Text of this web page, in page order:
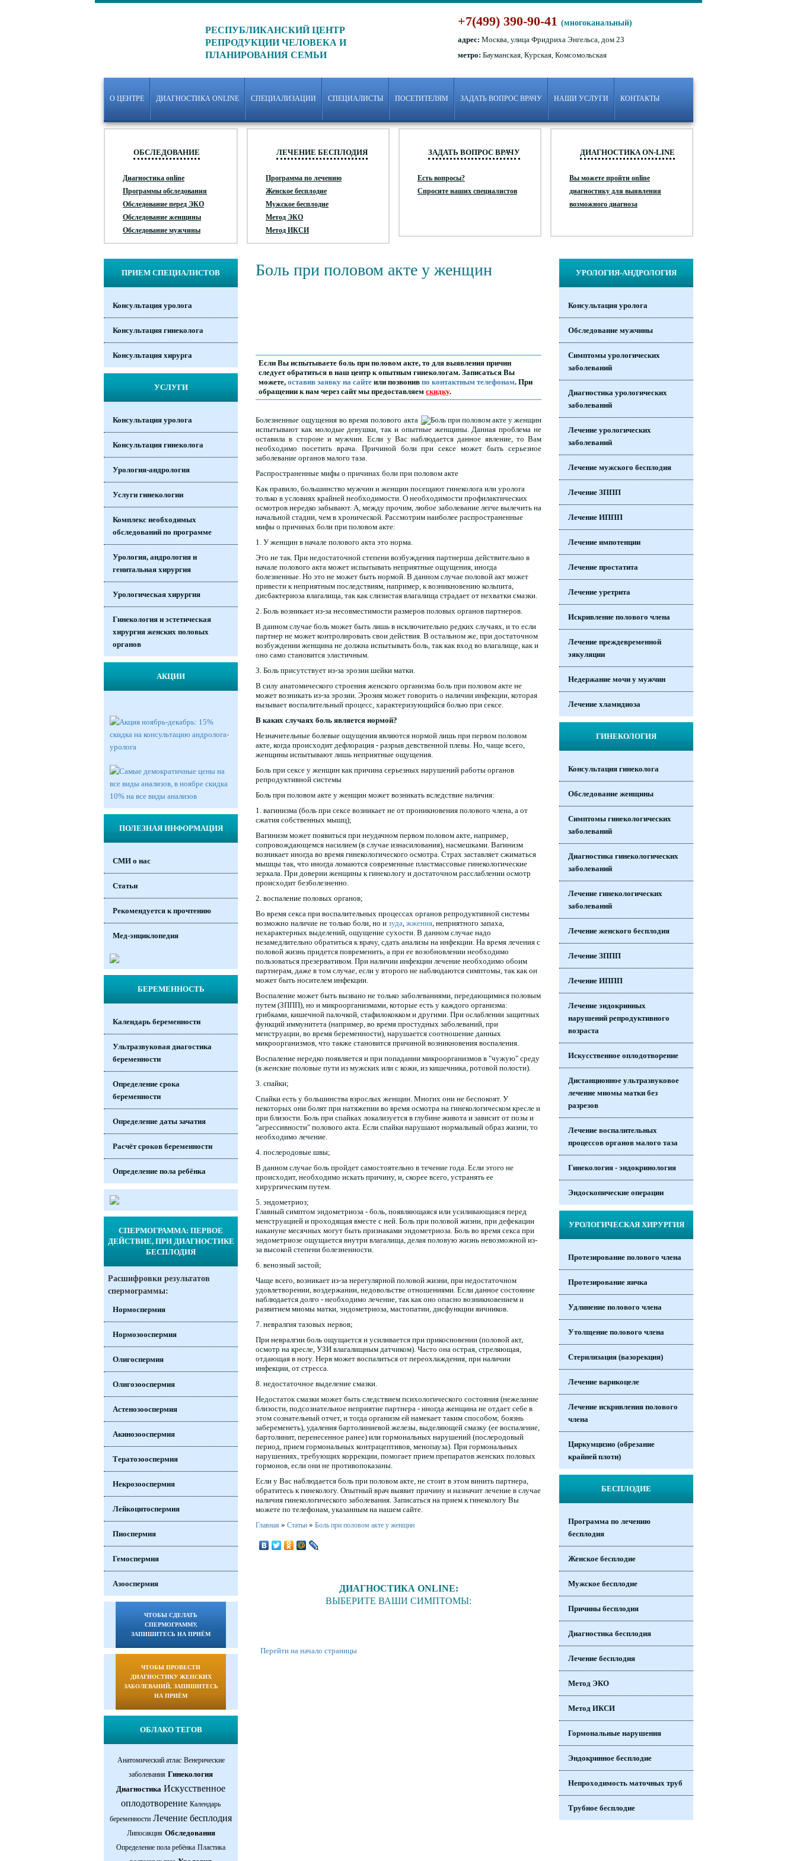
РЕСПУБЛИКАНСКИЙ ЦЕНТР
РЕПРОДУКЦИИ ЧЕЛОВЕКА И
ПЛАНИРОВАНИЯ СЕМЬИ
+7(499) 390-90-41(многоканальный)
адрес: Москва, улица Фридриха Энгельса, дом 23
метро: Бауманская, Курская, Комсомольская
О ЦЕНТРЕ ДИАГНОСТИКА ONLINE СПЕЦИАЛИЗАЦИИ СПЕЦИАЛИСТЫ ПОСЕТИТЕЛЯМ ЗАДАТЬ ВОПРОС ВРАЧУ НАШИ УСЛУГИ КОНТАКТЫ
ОБСЛЕДОВАНИЕ
Диагностика online
Программы обследования
Обследование перед ЭКО
Обследование женщины
Обследование мужчины
ЛЕЧЕНИЕ БЕСПЛОДИЯ
Программа по лечению
Женское бесплодие
Мужское бесплодие
Метод ЭКО
Метод ИКСИ
ЗАДАТЬ ВОПРОС ВРАЧУ
Есть вопросы?
Спросите наших специалистов
ДИАГНОСТИКА ON-LINE
Вы можете пройти online
диагностику для выявления
возможного диагноза
Боль при половом акте у женщин
Если Вы испытываете боль при половом акте, то для выявления причин
следует обратиться в наш центр к опытным гинекологам. Записаться Вы
можете, оставив заявку на сайте или позвонив по контактным телефонам. При
обращении к нам через сайт мы предоставляем скидку.
Болезненные ощущения во время полового акта
испытывают как молодые девушки, так и опытные женщины. Данная проблема не
оставила в стороне и мужчин. Если у Вас наблюдается данное явление, то Вам
необходимо посетить врача. Причиной боли при сексе может быть серьезное
заболевание органов малого таза.
Распространенные мифы о причинах боли при половом акте
Как правило, большинство мужчин и женщин посещают гинеколога или уролога
только в условиях крайней необходимости. О необходимости профилактических
осмотров нередко забывают. А, между прочим, любое заболевание легче вылечить на
начальной стадии, чем в хронической. Рассмотрим наиболее распространенные
мифы о причинах боли при половом акте:
1. У женщин в начале полового акта это норма.
Это не так. При недостаточной степени возбуждения партнерша действительно в
начале полового акта может испытывать неприятные ощущения, иногда
болезненные. Но это не может быть нормой. В данном случае половой акт может
привести к неприятным последствиям, например, к возникновению кольпита,
дисбактериоза влагалища, так как слизистая влагалища страдает от нехватки смазки.
2. Боль возникает из-за несовместимости размеров половых органов партнеров.
В данном случае боль может быть лишь в исключительно редких случаях, и то если
партнер не может контролировать свои действия. В остальном же, при достаточном
возбуждении женщина не должна испытывать боль, так как вход во влагалище, как и
оно само становится эластичным.
3. Боль присутствует из-за эрозии шейки матки.
В силу анатомического строения женского организма боль при половом акте не
может возникать из-за эрозии. Эрозия может говорить о наличии инфекции, которая
вызывает воспалительный процесс, характеризующийся болью при сексе.
В каких случаях боль является нормой?
Незначительные болевые ощущения являются нормой лишь при первом половом
акте, когда происходит дефлорация - разрыв девственной плевы. Но, чаще всего,
женщины испытывают лишь неприятные ощущения.
Боль при сексе у женщин как причина серьезных нарушений работы органов
репродуктивной системы
Боль при половом акте у женщин может возникать вследствие наличия:
1. вагинизма (боль при сексе возникает не от проникновения полового члена, а от
сжатия собственных мышц);
Вагинизм может появиться при неудачном первом половом акте, например,
сопровождающемся насилием (в случае изнасилования), насмешками. Вагинизм
возникает иногда во время гинекологического осмотра. Страх заставляет сжиматься
мышцы так, что иногда ломаются современные пластмассовые гинекологические
зеркала. При доверии женщины к гинекологу и достаточном расслаблении осмотр
происходит безболезненно.
2. воспаление половых органов;
Во время секса при воспалительных процессах органов репродуктивной системы
возможно наличие не только боли, но и зуда жжения , неприятного запаха,
нехарактерных выделений, ощущение сухости. В данном случае надо
незамедлительно обратиться к врачу, сдать анализы на инфекции. На время лечения с
половой жизнь придется повременить, а при ее возобновлении необходимо
пользоваться презервативом. При наличии инфекции лечение необходимо обоим
партнерам, даже в том случае, если у второго не наблюдаются симптомы, так как он
может быть носителем инфекции.
Воспаление может быть вызвано не только заболеваниями, передающимися половым
путем (ЗППП), но и микроорганизмами, которые есть у каждого организма:
грибками, кишечной палочкой, стафилококком и другими. При ослаблении защитных
функций иммунитета (например, во время простудных заболеваний, при
менструации, во время беременности), нарушается соотношение данных
микроорганизмов, что также становится причиной возникновения воспаления.
Воспаление нередко появляется и при попадании микроорганизмов в "чужую" среду
(в женские половые пути из мужских или с кожи, из кишечника, ротовой полости).
3. спайки;
Спайки есть у большинства взрослых женщин. Многих они не беспокоят. У
некоторых они болят при натяжении во время осмотра на гинекологическом кресле и
при близости. Боль при спайках локализуется в глубине живота и зависит от позы и
"агрессивности" полового акта. Если спайки нарушают нормальный образ жизни, то
необходимо лечение.
4. послеродовые швы;
В данном случае боль пройдет самостоятельно в течение года. Если этого не
происходит, необходимо искать причину, и, скорее всего, устранять ее
хирургическим путем.
5. эндометриоз;
Главный симптом эндометриоза - боль, появляющаяся или усиливающаяся перед
менструацией и проходящая вместе с ней. Боль при половой жизни, при дефекации
накануне месячных могут быть признаками эндометриоза. Боль во время секса при
эндометриозе ощущается внутри влагалища, делая половую жизнь невозможной из-
за высокой степени болезненности.
6. венозный застой;
Чаще всего, возникает из-за нерегулярной половой жизни, при недостаточном
удовлетворении, воздержании, недовольстве отношениями. Если данное состояние
наблюдается долго - необходимо лечение, так как оно опасно возникновением и
развитием миомы матки, эндометриоза, мастопатии, дисфункции яичников.
7. невралгия тазовых нервов;
При невралгии боль ощущается и усиливается при прикосновении (половой акт,
осмотр на кресле, УЗИ влагалищным датчиком). Часто она острая, стреляющая,
отдающая в ногу. Нерв может воспалиться от переохлаждения, при наличии
инфекции, от стресса.
8. недостаточное выделение смазки.
Недостаток смазки может быть следствием психологического состояния (нежелание
близости, подсознательное неприятие партнера - иногда женщина не отдает себе в
этом сознательный отчет, и тогда организм ей намекает таким способом; боязнь
забеременеть), удаления бартолиниевой железы, выделяющей смазку (ее воспаление,
бартолинит, перенесенное ранее) или гормональных нарушений (послеродовый
период, прием гормональных контрацептивов, менопауза). При гормональных
нарушениях, требующих коррекции, помогает прием препаратов женских половых
гормонов, если они не противопоказаны.
Если у Вас наблюдается боль при половом акте, не стоит в этом винить партнера,
обратитесь к гинекологу. Опытный врач выявит причину и назначит лечение в случае
наличия гинекологического заболевания. Записаться на прием к гинекологу Вы
можете по телефонам, указанным на нашем сайте.
Главная » Статьи » Боль при половом акте у женщин
ДИАГНОСТИКА ONLINE:
ВЫБЕРИТЕ ВАШИ СИМПТОМЫ:
Перейти на начало страницы
ПРИЕМ СПЕЦИАЛИСТОВ
Консультация уролога
Консультация гинеколога
Консультация хирурга
УСЛУГИ
Консультация уролога
Консультация гинеколога
Урология-андрология
Услуги гинекологии
Комплекс необходимых
обследований по программе
Урология, андрология и
генитальная хирургия
Урологическая хирургия
Гинекология и эстетическая
хирургия женских половых
органов
АКЦИИ
ПОЛЕЗНАЯ ИНФОРМАЦИЯ
СМИ о нас
Статьи
Рекомендуется к прочтению
Мед-энциклопедия
БЕРЕМЕННОСТЬ
Календарь беременности
Ультразвуковая диагостика
беременности
Определение срока
беременности
Определение даты зачатия
Расчёт сроков беременности
Определение пола ребёнка
СПЕРМОГРАММА: ПЕРВОЕ
ДЕЙСТВИЕ, ПРИ ДИАГНОСТИКЕ
БЕСПЛОДИЯ
Расшифровки результатов
спермограммы:
Нормоспермия
Нормозооспермия
Олигоспермия
Олигозооспермия
Астенозооспермия
Акинозооспермия
Тератозооспермия
Некрозооспермия
Лейкоцитоспермия
Пиоспермия
Гемоспермия
Азооспермия
ЧТОБЫ СДЕЛАТЬ
СПЕРМОГРАММУ,
ЗАПИШИТЕСЬ НА ПРИЁМ
ЧТОБЫ ПРОВЕСТИ
ДИАГНОСТИКУ ЖЕНСКИХ
ЗАБОЛЕВАНИЙ, ЗАПИШИТЕСЬ
НА ПРИЁМ
ОБЛАКО ТЕГОВ
Анатомический атлас Венерические
заболевания Гинекология
Диагностика Искусственное
оплодотворение Календарь
беременности Лечение бесплодия
Липосакция Обследования
Определение пола ребёнка Пластика
УРОЛОГИЯ-АНДРОЛОГИЯ
Консультация уролога
Обследование мужчины
Симптомы урологических
заболеваний
Диагностика урологических
заболеваний
Лечение урологических
заболеваний
Лечение мужского бесплодия
Лечение ЗППП
Лечение ИППП
Лечение импотенции
Лечение простатита
Лечение уретрита
Искривление полового члена
Лечение преждевременной
эякуляции
Недержание мочи у мужчин
Лечение хламидиоза
ГИНЕКОЛОГИЯ
Консультация гинеколога
Обследование женщины
Симптомы гинекологических
заболеваний
Диагностика гинекологических
заболеваний
Лечение гинекологических
заболеваний
Лечение женского бесплодия
Лечение ЗППП
Лечение ИППП
Лечение эндокринных
нарушений репродуктивного
возраста
Искусственное оплодотворение
Дистанционное ультразвуковое
лечение миомы матки без
разрезов
Лечение воспалительных
процессов органов малого таза
Гинекология - эндокринология
Эндоскопические операции
УРОЛОГИЧЕСКАЯ ХИРУРГИЯ
Протезирование полового члена
Протезирование яичка
Удлинение полового члена
Утолщение полового члена
Стерилизация (вазорекция)
Лечение варикоцеле
Лечение искривления полового
члена
Циркумцизио (обрезание
крайней плоти)
БЕСПЛОДИЕ
Программа по лечению
бесплодия
Женское бесплодие
Мужское бесплодие
Причины бесплодия
Диагностика бесплодия
Лечение бесплодия
Метод ЭКО
Метод ИКСИ
Гормональные нарушения
Эндокринное бесплодие
Непроходимость маточных труб
Трубное бесплодие